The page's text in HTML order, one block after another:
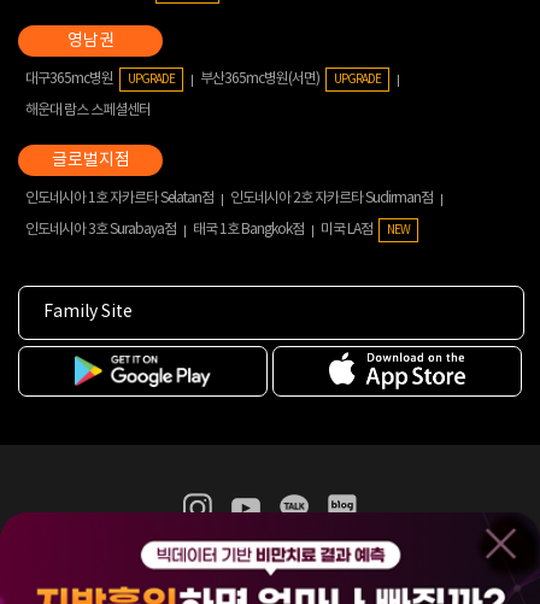
대구365mc병원 UPGRADE 부산365mc병원(서면) UPGRADE
해운대 람스 스페셜센터
인도네시아 1호 자카르타 Selatan점
인도네시아 2호 자카르타 Sudirman점
인도네시아 3호 Surabaya점
태국 1호 Bangkok점 미국 LA점 NEW
Family Site
365mc 병·의원 이용약관
홈페이지 이용약관
비급여진료수가